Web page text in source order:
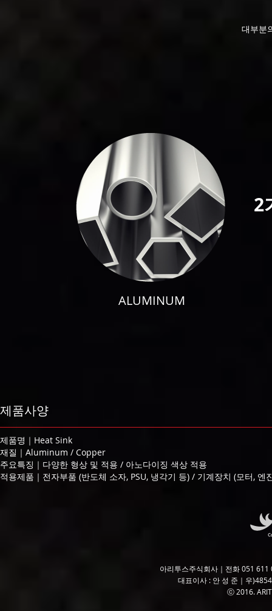
2
대부분
ALUMINUM
제품사양
제품명｜Heat Sink
재질｜Aluminum / Copper
주요특징｜다양한 형상 및 적용 / 아노다이징 색상 적용
적용제품｜전자부품 (반도체 소자, PSU, 냉각기 등) / 기계장치 (모터, 엔
아리투스주식회사｜전화 051
대표이사 : 안 성 준｜우
ⓒ 2016.